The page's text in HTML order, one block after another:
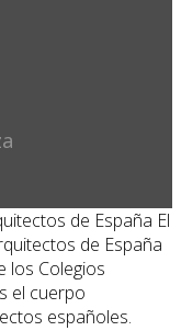
El
de España
los Colegios
el cuerpo
españoles.